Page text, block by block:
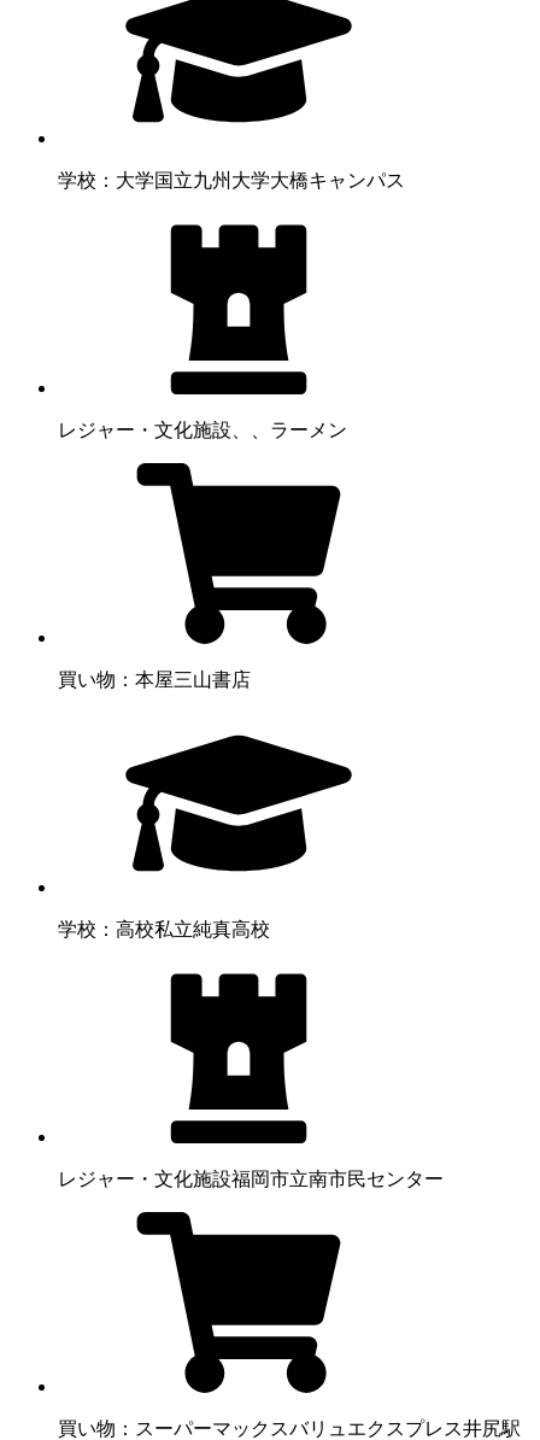
学校：大学国立九州大学大橋キャンパス
レジャー・文化施設 、、ラーメン
買い物：本屋三山書店
学校：高校私立純真高校
レジャー・文化施設福岡市立南市民センター
買い物：スーパーマックスバリュエクスプレス井尻駅